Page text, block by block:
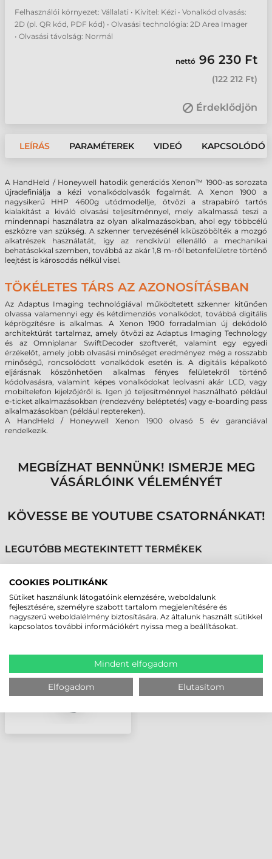
Felhasználói környezet: Vállalati • Kivitel: Kézi • Vonalkód olvasás:
2D (pl. QR kód, PDF kód) • Olvasási technológia: 2D Area Imager
• Olvasási távolság: Normál
nettó 96 230 Ft
(122 212 Ft)
Érdeklődjön
LEÍRÁS PARAMÉTEREK VIDEÓ KAPCSOLÓDÓ
A HandHeld / Honeywell hatodik generációs Xenon™ 1900-as sorozata
újradefiniálja a kézi vonalkódolvasók fogalmát. A Xenon 1900 a
nagysikerű HHP 4600g utódmodellje, ötvözi a strapabíró tartós
kialakítást a kiváló olvasási teljesítménnyel, mely alkalmassá teszi a
mindennapi használatra az olyan alkalmazásokban, ahol egy többcélú
eszközre van szükség. A szkenner tervezésénél kiküszöbölték a mozgó
alkatrészek használatát, így az rendkívül ellenálló a mechanikai
behatásokkal szemben, továbbá az akár 1,8 m-ről betonfelületre történő
leejtést is károsodás nélkül visel.
TÖKÉLETES TÁRS AZ AZONOSÍTÁSBAN
Az Adaptus Imaging technológiával működtetett szkenner kitűnően
olvassa valamennyi egy és kétdimenziós vonalkódot, továbbá digitális
képrögzítésre is alkalmas. A Xenon 1900 forradalmian új dekódoló
architektúrát tartalmaz, amely ötvözi az Adaptus Imaging Technology
és az Omniplanar SwiftDecoder szoftverét, valamint egy egyedi
érzékelőt, amely jobb olvasási minőséget eredményez még a rosszabb
minőségű, roncsolódott vonalkódok esetén is. A digitális képalkotó
eljárásnak köszönhetően alkalmas fényes felületekről történő
kódolvasásra, valamint képes vonalkódokat leolvasni akár LCD, vagy
mobiltelefon kijelzőjéről is. Igen jó teljesítménnyel használható például
e-ticket alkalmazásokban (rendezvény beléptetés) vagy e-boarding pass
alkalmazásokban (például reptereken).
A HandHeld / Honeywell Xenon 1900 olvasó 5 év garanciával
rendelkezik.
MEGBÍZHAT BENNÜNK! ISMERJE MEG
VÁSÁRLÓINK VÉLEMÉNYÉT
KÖVESSE BE YOUTUBE CSATORNÁNKAT!
LEGUTÓBB MEGTEKINTETT TERMÉKEK
1900
VONALKÓDOLVASÓ
COOKIES POLITIKÁNK
Sütiket használunk látogatóink elemzésére, weboldalunk
fejlesztésére, személyre szabott tartalom megjelenítésére és
nagyszerű weboldalélmény biztosítására. Az általunk használt sütikkel
kapcsolatos további információkért nyissa meg a beállításokat.
Mindent elfogadom
Elfogadom Elutasítom